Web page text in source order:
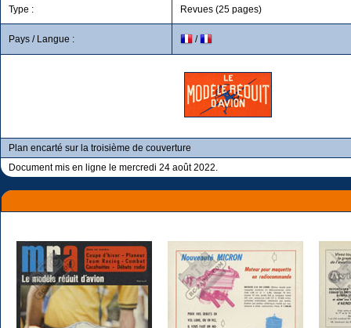
Type : Revues (25 pages)
Pays / Langue : /
Plan encarté sur la troisième de couverture
Document mis en ligne le mercredi 24 août 2022.